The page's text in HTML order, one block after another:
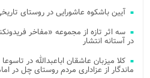
آیین باشکوه عاشورایی در روستای
سه اثر تازه از مجموعه «مفاخر
در آستانه انتشار
کلا میزبان عاشقان اباعبدالله در
ماندگار از عزاداری مردم روستای چل در